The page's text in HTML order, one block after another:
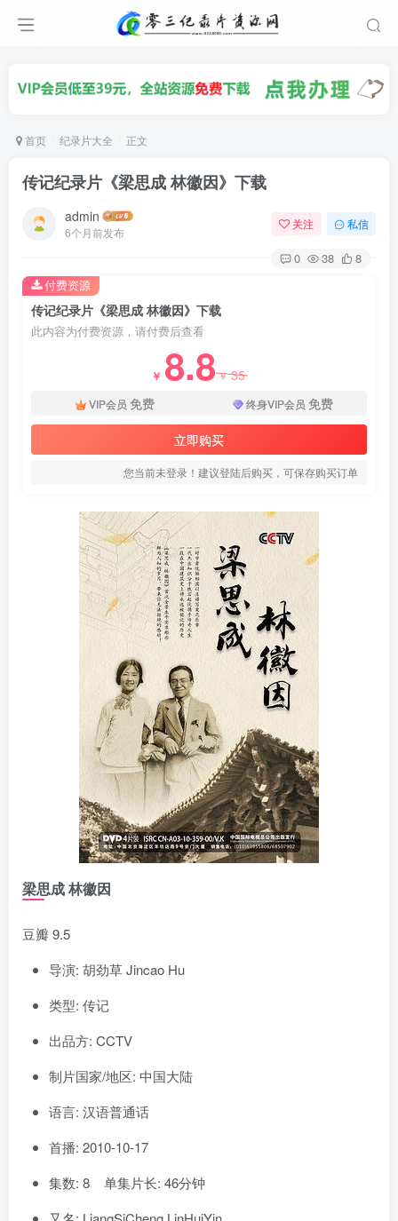
首页 纪录片大全 正文
传记纪录片《梁思成 林徽因》下载
admin
6个月前发布
关注 私信
0 38 8
传记纪录片《梁思成 林徽因》下载
此内容为付费资源，请付费后查看
￥ 8.8￥35
VIP会员 免费 终身VIP会员 免费
立即购买
您当前未登录！建议登陆后购买，可保存购买订单
付费资源
梁思成 林徽因
豆瓣 9.5
导演: 胡劲草 Jincao Hu
类型: 传记
出品方: CCTV
制片国家/地区: 中国大陆
语言: 汉语普通话
首播: 2010-10-17
集数: 8 单集片长: 46分钟